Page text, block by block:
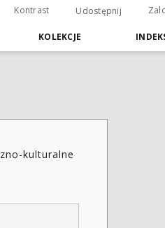
Kontrast Udostępnij
KOLEKCJE
kulturalne